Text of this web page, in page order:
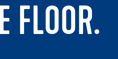
FLOOR.